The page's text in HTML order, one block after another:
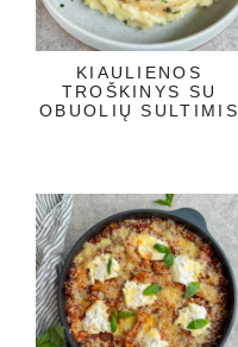
KIAULIENOS
TROŠKINYS SU
OBUOLIŲ SULTIMIS